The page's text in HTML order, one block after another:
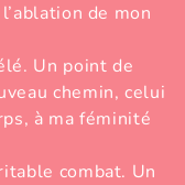
de mon
Un point de
chemin, celui
à ma féminité
combat. Un